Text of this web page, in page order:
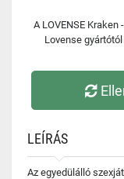
A LOVENSE
Lovense
LEÍRÁS
Az egyedülálló